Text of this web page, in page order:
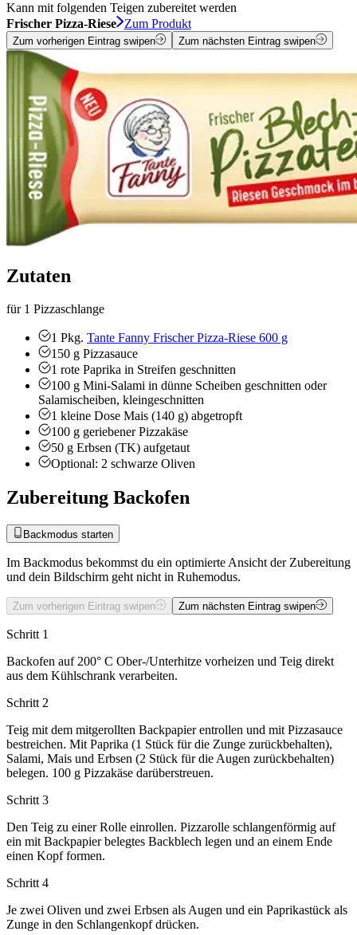
Kann mit folgenden Teigen zubereitet werden
Frischer Pizza-Riese
Zum Produkt
Zum vorherigen Eintrag swipen Zum nächsten Eintrag swipen
Zutaten
für 1 Pizzaschlange
1 Pkg. Tante Fanny Frischer Pizza-Riese 600 g
150 g Pizzasauce
1 rote Paprika in Streifen geschnitten
100 g Mini-Salami in dünne Scheiben geschnitten oder
Salamischeiben, kleingeschnitten
1 kleine Dose Mais (140 g) abgetropft
100 g geriebener Pizzakäse
50 g Erbsen (TK) aufgetaut
Optional: 2 schwarze Oliven
Zubereitung Backofen
Backmodus starten
Im Backmodus bekommst du ein optimierte Ansicht der Zubereitung
und dein Bildschirm geht nicht in Ruhemodus.
Zum vorherigen Eintrag swipen Zum nächsten Eintrag swipen
Schritt 1
Backofen auf 200° C Ober-/Unterhitze vorheizen und Teig direkt
aus dem Kühlschrank verarbeiten.
Schritt 2
Teig mit dem mitgerollten Backpapier entrollen und mit Pizzasauce
bestreichen. Mit Paprika (1 Stück für die Zunge zurückbehalten),
Salami, Mais und Erbsen (2 Stück für die Augen zurückbehalten)
belegen. 100 g Pizzakäse darüberstreuen.
Schritt 3
Den Teig zu einer Rolle einrollen. Pizzarolle schlangenförmig auf
ein mit Backpapier belegtes Backblech legen und an einem Ende
einen Kopf formen.
Schritt 4
Je zwei Oliven und zwei Erbsen als Augen und ein Paprikastück als
Zunge in den Schlangenkopf drücken.